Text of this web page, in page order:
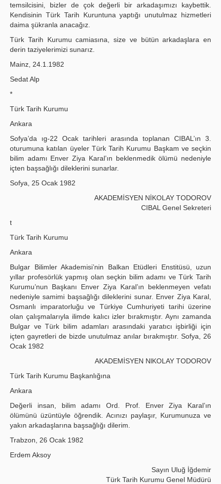
temsilcisini, bizler de çok değerli bir arkadaşımızı kaybettik.
Kendisinin Türk Tarih Kuruntuna yaptığı unutulmaz hizmetleri
daima şükranla anacağız.
Türk Tarih Kurumu camiasına, size ve bütün arkadaşlara en
derin taziyelerimizi sunarız.
Mainz, 24.1.1982
Sedat Alp
*
Türk Tarih Kurumu
Ankara
Sofya’da ıg-22 Ocak tarihleri arasında toplanan CIBAL’ın 3.
oturumuna katılan üyeler Türk Tarih Kurumu Başkam ve seçkin
bilim adamı Enver Ziya Karal’ın beklenmedik ölümü nedeniyle
içten başsağlığı dileklerini sunarlar.
Sofya, 25 Ocak 1982
AKADEMİSYEN NİKOLAY TODOROV
CIBAL Genel Sekreteri
t
Türk Tarih Kurumu
Ankara
Bulgar Bilimler Akademisi’nin Balkan Etüdleri Enstitüsü, uzun
yıllar profesörlük yapmış olan seçkin bilim adamı ve Türk Tarih
Kurumu’nun Başkanı Enver Ziya Karal’ın beklenmeyen vefatı
nedeniyle samimi başsağlığı dileklerini sunar. Enver Ziya Karal,
Osmanlı imparatorluğu ve Türkiye Cumhuriyeti tarihi üzerine
olan çalışmalarıyla ilimde kalıcı izler bırakmıştır. Aynı zamanda
Bulgar ve Türk bilim adamları arasındaki yaratıcı işbirliği için
içten gayretleri de bizde unutulmaz anılar bırakmıştır. Sofya, 26
Ocak 1982
AKADEMİSYEN NlKOLAY TODOROV
Türk Tarih Kurumu Başkanlığına
Ankara
Değerli insan, bilim adamı Ord. Prof. Enver Ziya Karal’ın
ölümünü üzüntüyle öğrendik. Acınızı paylaşır, Kurumunuza ve
yakın arkadaşlarına başsağlığı dilerim.
Trabzon, 26 Ocak 1982
Erdem Aksoy
Sayın Uluğ İğdemir
Türk Tarih Kurumu Genel Müdürü